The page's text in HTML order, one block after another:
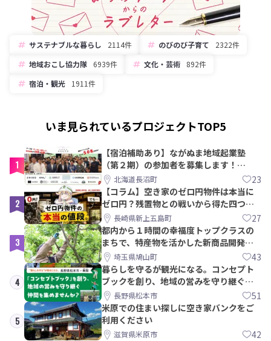
サステナブルな暮らし 2114件 のびのび子育て
2322件
地域おこし協力隊
6939件 文化・芸術
892件
宿泊・観光
1911件
いま見られているプロジェクトTOP5
1
【宿泊補助あり】ながぬま地域起業塾
（第２期）の参加者を募集します！
【8/21〆】
北海道長沼町 23
2
【コラム】空き家のゼロ円物件は本当に
ゼロ円？残置物との戦いから得た四つの
教訓｜新上五島町
長崎県新上五島町 27
3
都内から１時間の幸福度トップクラスの
まちで、特産物を活かした新商品開発＆
PRメンバー募集！
埼玉県鳩山町 43
4
暮らしを守るが観光になる。コンセプト
ブックを創り、地域の営みを守り継ぐ仲
間を集めませんか？
長野県松本市 51
5
米原での住まい探しに空き家バンクをご
利用ください
滋賀県米原市 42